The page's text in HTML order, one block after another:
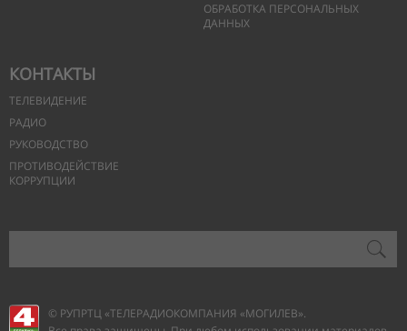
ОБРАБОТКА ПЕРСОНАЛЬНЫХ
ДАННЫХ
КОНТАКТЫ
ТЕЛЕВИДЕНИЕ
РАДИО
РУКОВОДСТВО
ПРОТИВОДЕЙСТВИЕ
КОРРУПЦИИ
© РУПРТЦ «ТЕЛЕРАДИОКОМПАНИЯ «МОГИЛЕВ».